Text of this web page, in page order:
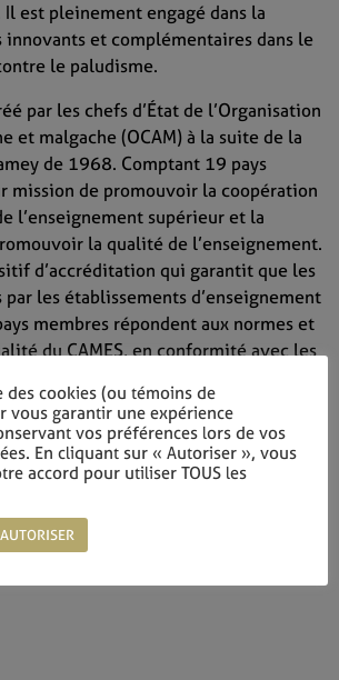
Il est pleinement engagé dans la
innovants et complémentaires dans le
le paludisme.
par les chefs d’État de l’Organisation
et malgache (OCAM) à la suite de la
de 1968. Comptant 19 pays
mission de promouvoir la coopération
l’enseignement supérieur et la
la qualité de l’enseignement.
d’accréditation qui garantit que les
les établissements d’enseignement
membres répondent aux normes et
du CAMES, en conformité avec les
Burkina Faso.
des cookies (ou témoins de
vous garantir une expérience
vos préférences lors de vos
En cliquant sur « Autoriser », vous
accord pour utiliser TOUS les
AUTORISER